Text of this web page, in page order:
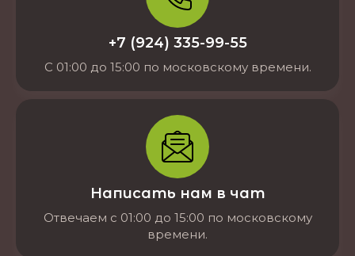
+7 (924) 335-99-55
С 01:00 до 15:00 по московскому времени.
Написать нам в чат
Отвечаем с 01:00 до 15:00 по московскому
времени.